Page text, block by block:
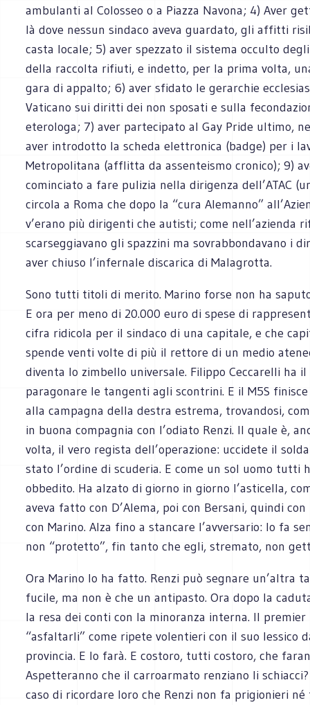
ambulanti al Colosseo o a Piazza Navona; 4) Aver
là dove nessun sindaco aveva guardato, gli affitti
casta locale; 5) aver spezzato il sistema occulto
della raccolta rifiuti, e indetto, per la prima volta,
gara di appalto; 6) aver sfidato le gerarchie
Vaticano sui diritti dei non sposati e sulla
eterologa; 7) aver partecipato al Gay Pride ultimo,
aver introdotto la scheda elettronica (badge) per i
Metropolitana (afflitta da assenteismo cronico); 9)
cominciato a fare pulizia nella dirigenza dell’ATAC
circola a Roma che dopo la “cura Alemanno”
v’erano più dirigenti che autisti; come nell’azienda
scarseggiavano gli spazzini ma sovrabbondavano i
aver chiuso l’infernale discarica di Malagrotta.
Sono tutti titoli di merito. Marino forse non ha
E ora per meno di 20.000 euro di spese di
cifra ridicola per il sindaco di una capitale, e che
spende venti volte di più il rettore di un medio
diventa lo zimbello universale. Filippo Ceccarelli ha
paragonare le tangenti agli scontrini. E il M5S
alla campagna della destra estrema, trovandosi,
in buona compagnia con l’odiato Renzi. Il quale è,
volta, il vero regista dell’operazione: uccidete il
stato l’ordine di scuderia. E come un sol uomo tutti
obbedito. Ha alzato di giorno in giorno l’asticella,
aveva fatto con D’Alema, poi con Bersani, quindi
con Marino. Alza fino a stancare l’avversario: lo fa
non “protetto”, fin tanto che egli, stremato, non
Ora Marino lo ha fatto. Renzi può segnare un’altra
fucile, ma non è che un antipasto. Ora dopo la
la resa dei conti con la minoranza interna. Il
“asfaltarli” come ripete volentieri con il suo lessico
provincia. E lo farà. E costoro, tutti costoro, che
Aspetteranno che il carroarmato renziano li
caso di ricordare loro che Renzi non fa prigionieri